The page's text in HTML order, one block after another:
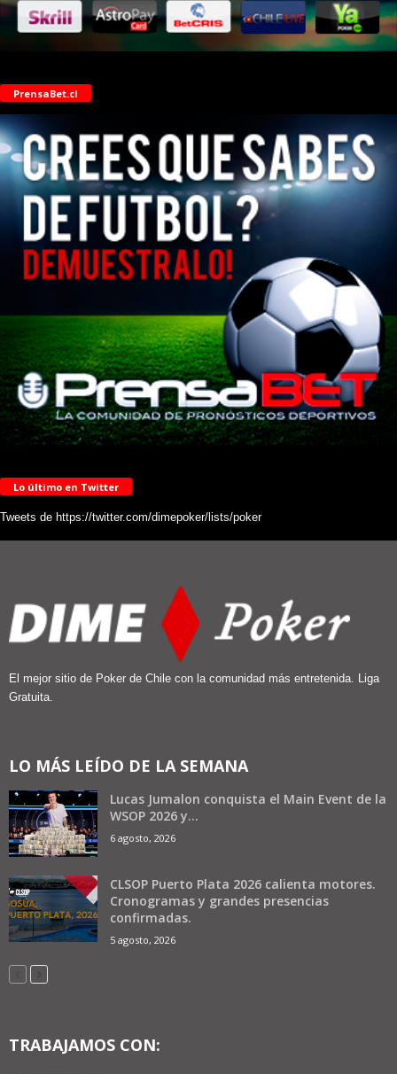
PrensaBet.cl
Lo último en Twitter
Tweets de https://twitter.com/dimepoker/lists/poker
El mejor sitio de Poker de Chile con la comunidad más entretenida. Liga
Gratuita.
LO MÁS LEÍDO DE LA SEMANA
Lucas Jumalon conquista el Main Event de la
WSOP 2026 y...
6 agosto, 2026
CLSOP Puerto Plata 2026 calienta motores.
Cronogramas y grandes presencias
confirmadas.
5 agosto, 2026
TRABAJAMOS CON: